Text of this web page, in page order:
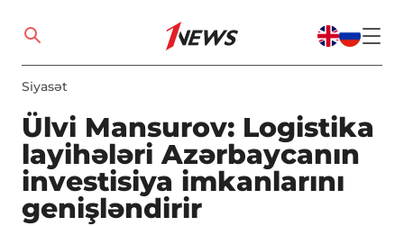
Siyasət
Ülvi Mansurov: Logistika
layihələri Azərbaycanın
investisiya imkanlarını
genişləndirir